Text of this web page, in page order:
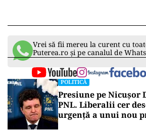
Vrei să fii mereu la curent cu
Puterea.ro și pe canalul de
POLITICĂ
Presiune pe Nicușor
PNL. Liberalii cer
urgență a unui nou